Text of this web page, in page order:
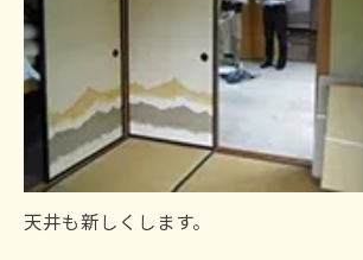
天井も新しくします。